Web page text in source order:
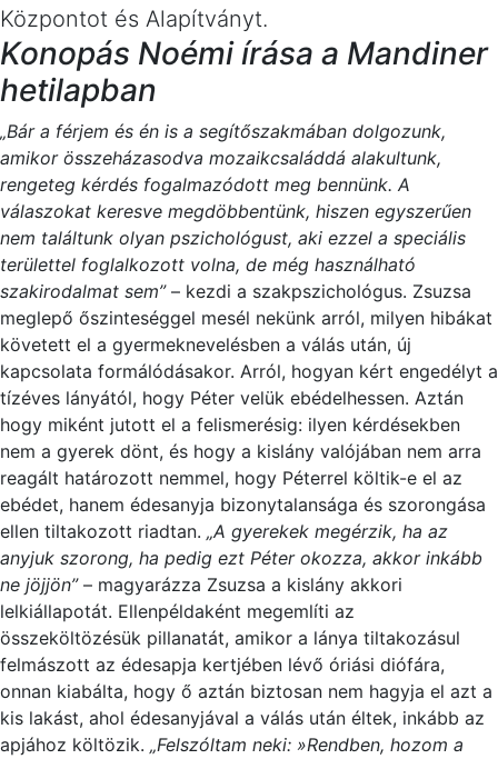
Központot és Alapítványt.
Konopás Noémi írása a Mandiner
hetilapban
„Bár a férjem és én is a segítőszakmában dolgozunk,
amikor összeházasodva mozaikcsaláddá alakultunk,
rengeteg kérdés fogalmazódott meg bennünk. A
válaszokat keresve megdöbbentünk, hiszen egyszerűen
nem találtunk olyan pszichológust, aki ezzel a speciális
területtel foglalkozott volna, de még használható
szakirodalmat sem”– kezdi a szakpszichológus. Zsuzsa
meglepő őszinteséggel mesél nekünk arról, milyen hibákat
követett el a gyermeknevelésben a válás után, új
kapcsolata formálódásakor. Arról, hogyan kért engedélyt a
tízéves lányától, hogy Péter velük ebédelhessen. Aztán
hogy miként jutott el a felismerésig: ilyen kérdésekben
nem a gyerek dönt, és hogy a kislány valójában nem arra
reagált határozott nemmel, hogy Péterrel költik-e el az
ebédet, hanem édesanyja bizonytalansága és szorongása
ellen tiltakozott riadtan. „A gyerekek megérzik, ha az
anyjuk szorong, ha pedig ezt Péter okozza, akkor inkább
ne jöjjön”– magyarázza Zsuzsa a kislány akkori
lelkiállapotát. Ellenpéldaként megemlíti az
összeköltözésük pillanatát, amikor a lánya tiltakozásul
felmászott az édesapja kertjében lévő óriási diófára,
onnan kiabálta, hogy ő aztán biztosan nem hagyja el azt a
kis lakást, ahol édesanyjával a válás után éltek, inkább az
apjához költözik. „Felszóltam neki: »Rendben, hozom a